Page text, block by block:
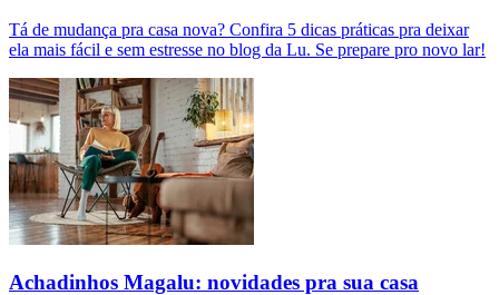
Tá de mudança pra casa nova? Confira 5 dicas práticas pra deixar
ela mais fácil e sem estresse no blog da Lu. Se prepare pro novo lar!
Achadinhos Magalu: novidades pra sua casa